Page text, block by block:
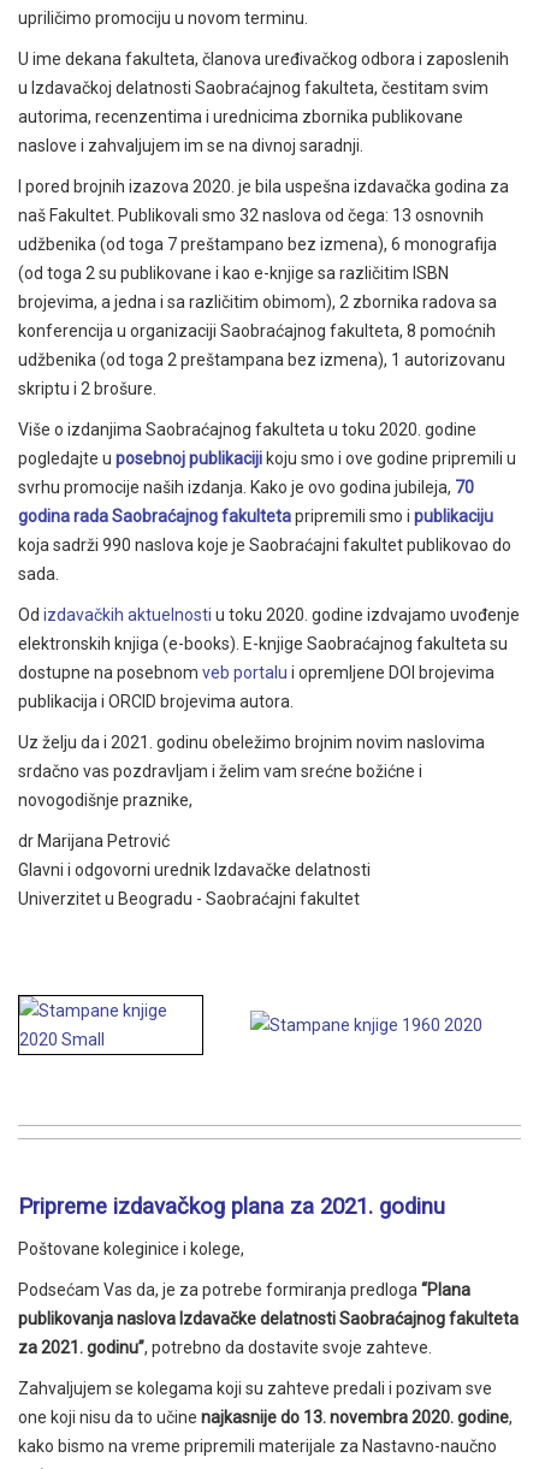
upriličimo promociju u novom terminu.
U ime dekana fakulteta, članova uređivačkog odbora i zaposlenih
u Izdavačkoj delatnosti Saobraćajnog fakulteta, čestitam svim
autorima, recenzentima i urednicima zbornika publikovane
naslove i zahvaljujem im se na divnoj saradnji.
I pored brojnih izazova 2020. je bila uspešna izdavačka godina za
naš Fakultet. Publikovali smo 32 naslova od čega: 13 osnovnih
udžbenika (od toga 7 preštampano bez izmena), 6 monografija
(od toga 2 su publikovane i kao e-knjige sa različitim ISBN
brojevima, a jedna i sa različitim obimom), 2 zbornika radova sa
konferencija u organizaciji Saobraćajnog fakulteta, 8 pomoćnih
udžbenika (od toga 2 preštampana bez izmena), 1 autorizovanu
skriptu i 2 brošure.
Više o izdanjima Saobraćajnog fakulteta u toku 2020. godine
pogledajte u posebnoj publikaciji koju smo i ove godine pripremili u
svrhu promocije naših izdanja. Kako je ovo godina jubileja, 70
godina rada Saobraćajnog fakultetapripremili smo i publikaciju
koja sadrži 990 naslova koje je Saobraćajni fakultet publikovao do
sada.
Od izdavačkih aktuelnosti u toku 2020. godine izdvajamo uvođenje
elektronskih knjiga (e-books). E-knjige Saobraćajnog fakulteta su
dostupne na posebnom veb portalu i opremljene DOI brojevima
publikacija i ORCID brojevima autora.
Uz želju da i 2021. godinu obeležimo brojnim novim naslovima
srdačno vas pozdravljam i želim vam srećne božićne i
novogodišnje praznike,
dr Marijana Petrović
Glavni i odgovorni urednik Izdavačke delatnosti
Univerzitet u Beogradu - Saobraćajni fakultet
Pripreme izdavačkog plana za 2021. godinu
Poštovane koleginice i kolege,
Podsećam Vas da, je za potrebe formiranja predloga “Plana
publikovanja naslova Izdavačke delatnosti Saobraćajnog fakulteta
za 2021. godinu”, potrebno da dostavite svoje zahteve.
Zahvaljujem se kolegama koji su zahteve predali i pozivam sve
one koji nisu da to učine najkasnije do 13.novembra 2020. godine,
kako bismo na vreme pripremili materijale za Nastavno-naučno